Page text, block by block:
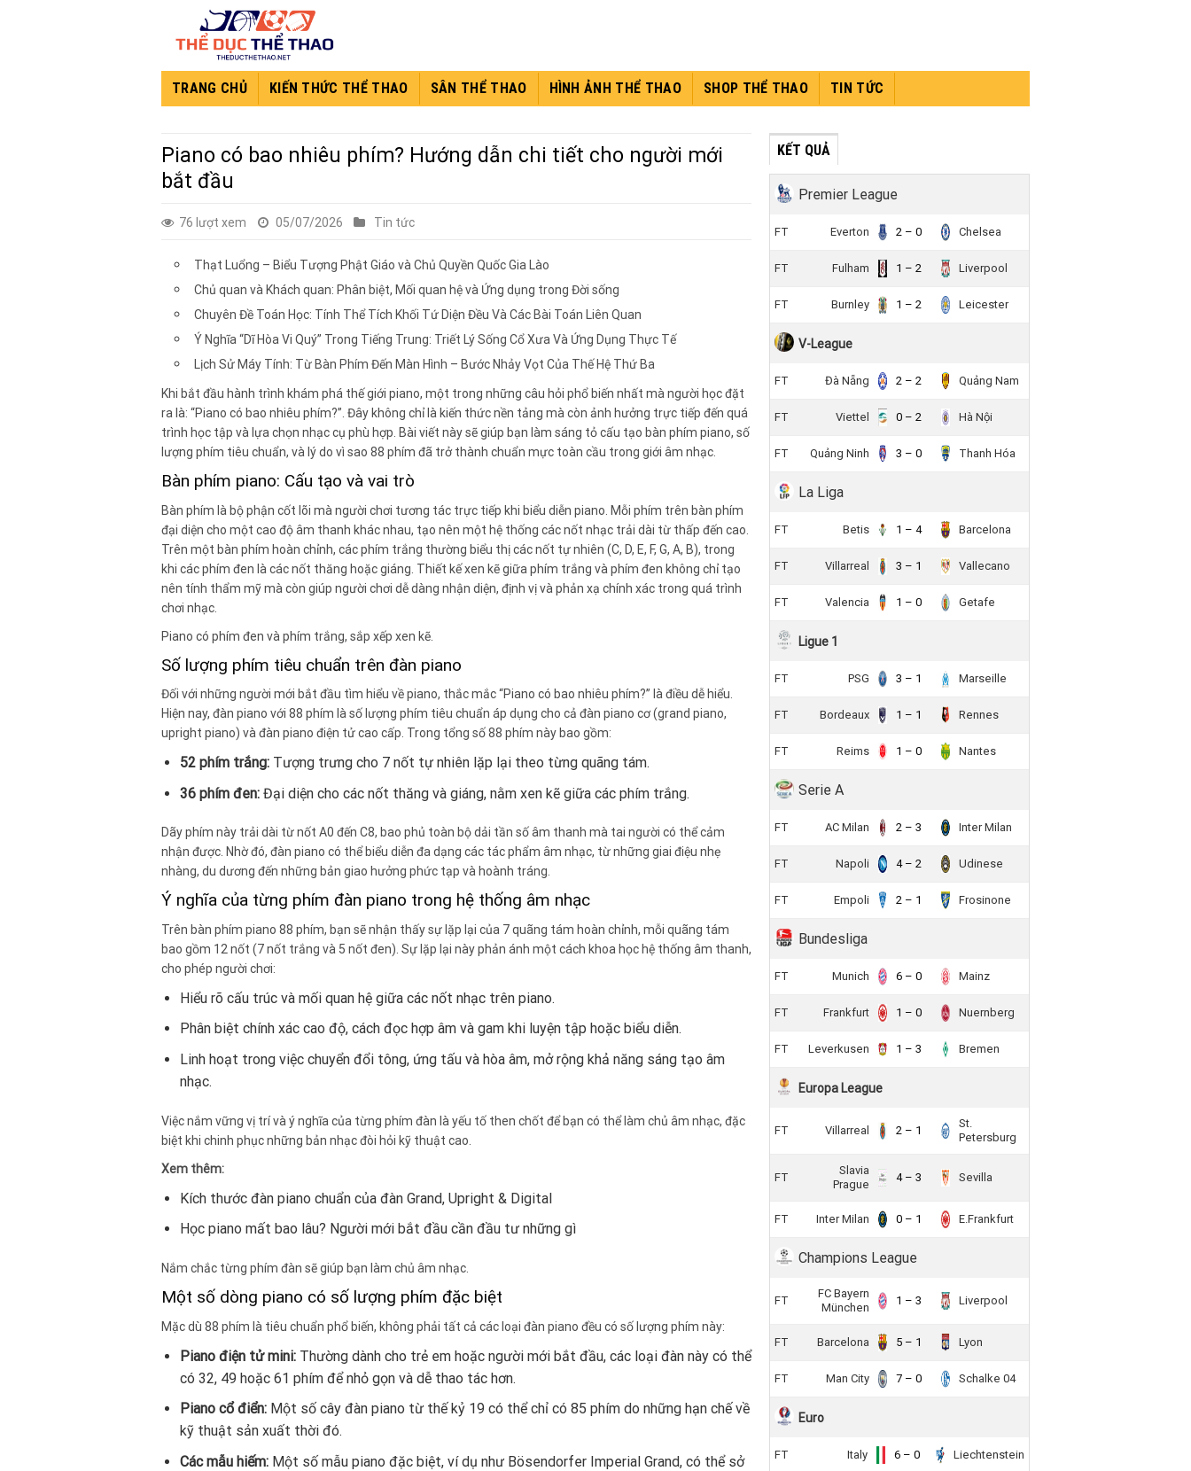
content
TRANG CHỦ
KIẾN THỨC THỂ THAO SÂN THỂ THAO HÌNH ẢNH THỂ THAO SHOP THỂ THAO TIN TỨC
Piano có bao nhiêu phím? Hướng dẫn chi tiết cho người mới
bắt đầu
76 lượt xem 05/07/2026 Tin tức
Thạt Luổng – Biểu Tượng Phật Giáo và Chủ Quyền Quốc Gia Lào
Chủ quan và Khách quan: Phân biệt, Mối quan hệ và Ứng dụng trong Đời sống
Chuyên Đề Toán Học: Tính Thể Tích Khối Tứ Diện Đều Và Các Bài Toán Liên Quan
Ý Nghĩa “Dĩ Hòa Vi Quý” Trong Tiếng Trung: Triết Lý Sống Cổ Xưa Và Ứng Dụng Thực Tế
Lịch Sử Máy Tính: Từ Bàn Phím Đến Màn Hình – Bước Nhảy Vọt Của Thế Hệ Thứ Ba
Khi bắt đầu hành trình khám phá thế giới piano, một trong những câu hỏi phổ biến nhất mà người học đặt
ra là: “Piano có bao nhiêu phím?”. Đây không chỉ là kiến thức nền tảng mà còn ảnh hưởng trực tiếp đến quá
trình học tập và lựa chọn nhạc cụ phù hợp. Bài viết này sẽ giúp bạn làm sáng tỏ cấu tạo bàn phím piano, số
lượng phím tiêu chuẩn, và lý do vì sao 88 phím đã trở thành chuẩn mực toàn cầu trong giới âm nhạc.
Bàn phím piano: Cấu tạo và vai trò
Bàn phím là bộ phận cốt lõi mà người chơi tương tác trực tiếp khi biểu diễn piano. Mỗi phím trên bàn phím
đại diện cho một cao độ âm thanh khác nhau, tạo nên một hệ thống các nốt nhạc trải dài từ thấp đến cao.
Trên một bàn phím hoàn chỉnh, các phím trắng thường biểu thị các nốt tự nhiên (C, D, E, F, G, A, B), trong
khi các phím đen là các nốt thăng hoặc giáng. Thiết kế xen kẽ giữa phím trắng và phím đen không chỉ tạo
nên tính thẩm mỹ mà còn giúp người chơi dễ dàng nhận diện, định vị và phản xạ chính xác trong quá trình
chơi nhạc.
Piano có phím đen và phím trắng, sắp xếp xen kẽ.
Số lượng phím tiêu chuẩn trên đàn piano
Đối với những người mới bắt đầu tìm hiểu về piano, thắc mắc “Piano có bao nhiêu phím?” là điều dễ hiểu.
Hiện nay, đàn piano với 88 phím là số lượng phím tiêu chuẩn áp dụng cho cả đàn piano cơ (grand piano,
upright piano) và đàn piano điện tử cao cấp. Trong tổng số 88 phím này bao gồm:
52 phím trắng:Tượng trưng cho 7 nốt tự nhiên lặp lại theo từng quãng tám.
36 phím đen:Đại diện cho các nốt thăng và giáng, nằm xen kẽ giữa các phím trắng.
Dãy phím này trải dài từ nốt A0 đến C8, bao phủ toàn bộ dải tần số âm thanh mà tai người có thể cảm
nhận được. Nhờ đó, đàn piano có thể biểu diễn đa dạng các tác phẩm âm nhạc, từ những giai điệu nhẹ
nhàng, du dương đến những bản giao hưởng phức tạp và hoành tráng.
Ý nghĩa của từng phím đàn piano trong hệ thống âm nhạc
Trên bàn phím piano 88 phím, bạn sẽ nhận thấy sự lặp lại của 7 quãng tám hoàn chỉnh, mỗi quãng tám
bao gồm 12 nốt (7 nốt trắng và 5 nốt đen). Sự lặp lại này phản ánh một cách khoa học hệ thống âm thanh,
cho phép người chơi:
Hiểu rõ cấu trúc và mối quan hệ giữa các nốt nhạc trên piano.
Phân biệt chính xác cao độ, cách đọc hợp âm và gam khi luyện tập hoặc biểu diễn.
Linh hoạt trong việc chuyển đổi tông, ứng tấu và hòa âm, mở rộng khả năng sáng tạo âm
nhạc.
Việc nắm vững vị trí và ý nghĩa của từng phím đàn là yếu tố then chốt để bạn có thể làm chủ âm nhạc, đặc
biệt khi chinh phục những bản nhạc đòi hỏi kỹ thuật cao.
Xem thêm:
Kích thước đàn piano chuẩn của đàn Grand, Upright & Digital
Học piano mất bao lâu? Người mới bắt đầu cần đầu tư những gì
Nắm chắc từng phím đàn sẽ giúp bạn làm chủ âm nhạc.
Một số dòng piano có số lượng phím đặc biệt
Mặc dù 88 phím là tiêu chuẩn phổ biến, không phải tất cả các loại đàn piano đều có số lượng phím này:
Piano điện tử mini:Thường dành cho trẻ em hoặc người mới bắt đầu, các loại đàn này có thể
có 32, 49 hoặc 61 phím để nhỏ gọn và dễ thao tác hơn.
Piano cổ điển:Một số cây đàn piano từ thế kỷ 19 có thể chỉ có 85 phím do những hạn chế về
kỹ thuật sản xuất thời đó.
Các mẫu hiếm:Một số mẫu piano đặc biệt, ví dụ như Bösendorfer Imperial Grand, có thể sở
KẾT QUẢ
Premier League
FT Everton 2 – 0 Chelsea
FT Fulham 1 – 2 Liverpool
FT Burnley 1 – 2 Leicester
V-League
FT Đà Nẵng 2 – 2 Quảng Nam
FT Viettel 0 – 2 Hà Nội
FT Quảng Ninh 3 – 0 Thanh Hóa
La Liga
FT Betis 1 – 4 Barcelona
FT Villarreal 3 – 1 Vallecano
FT Valencia 1 – 0 Getafe
Ligue 1
FT PSG 3 – 1 Marseille
FT Bordeaux 1 – 1 Rennes
FT Reims 1 – 0 Nantes
Serie A
FT AC Milan 2 – 3 Inter Milan
FT Napoli 4 – 2 Udinese
FT Empoli 2 – 1 Frosinone
Bundesliga
FT Munich 6 – 0 Mainz
FT Frankfurt 1 – 0 Nuernberg
FT Leverkusen 1 – 3 Bremen
Europa League
FT Villarreal 2 – 1
St.
Petersburg
FT
Slavia
Prague
4 – 3 Sevilla
FT Inter Milan 0 – 1 E.Frankfurt
Champions League
FT
FC Bayern
München
1 – 3 Liverpool
FT Barcelona 5 – 1 Lyon
FT Man City 7 – 0 Schalke 04
Euro
FT Italy 6 – 0 Liechtenstein